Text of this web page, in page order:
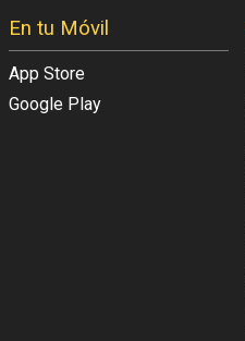
En tu Móvil
App Store
Google Play